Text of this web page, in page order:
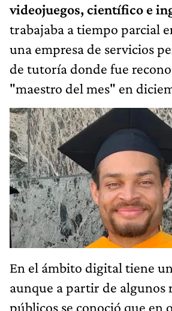
videojuegos, científico e
trabajaba a tiempo parcial
una empresa de servicios
de tutoría donde fue
"maestro del mes" en
En el ámbito digital tiene un
aunque a partir de algunos
públicos se conoció que en